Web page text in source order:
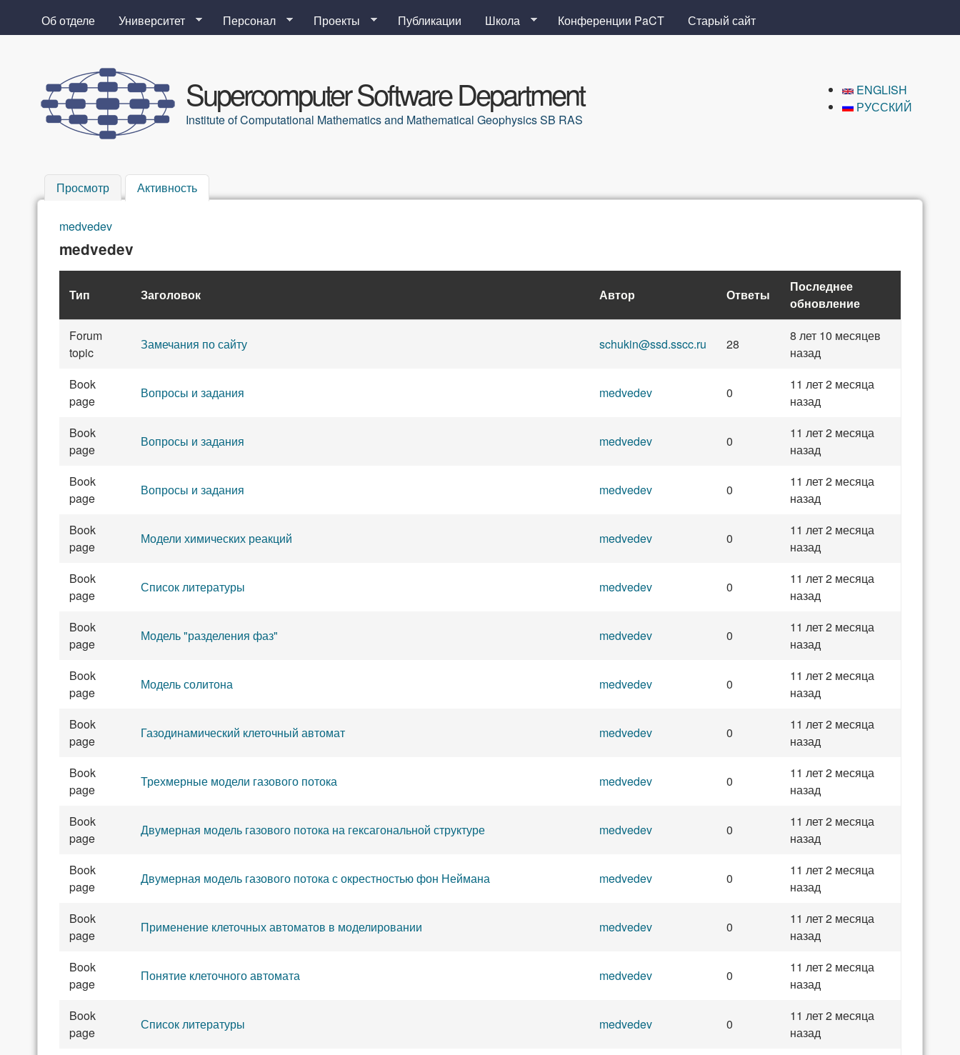
содержанию
Об отделе Университет Персонал Проекты Публикации Школа Конференции PaCT Старый сайт
Supercomputer Software Department
Institute of Computational Mathematics and Mathematical Geophysics SB RAS
ENGLISH
РУССКИЙ
Просмотр Активность
Вы здесь
medvedev
medvedev
Тип Заголовок Автор Ответы
Последнее
обновление
Forum
topic
Замечания по сайту schukin@ssd.sscc.ru 28
8 лет 10 месяцев
назад
Book
page
Вопросы и задания medvedev 0
11 лет 2 месяца
назад
Book
page
Вопросы и задания medvedev 0
11 лет 2 месяца
назад
Book
page
Вопросы и задания medvedev 0
11 лет 2 месяца
назад
Book
page
Модели химических реакций medvedev 0
11 лет 2 месяца
назад
Book
page
Список литературы medvedev 0
11 лет 2 месяца
назад
Book
page
Модель "разделения фаз" medvedev 0
11 лет 2 месяца
назад
Book
page
Модель солитона medvedev 0
11 лет 2 месяца
назад
Book
page
Газодинамический клеточный автомат medvedev 0
11 лет 2 месяца
назад
Book
page
Трехмерные модели газового потока medvedev 0
11 лет 2 месяца
назад
Book
page
Двумерная модель газового потока на гексагональной структуре medvedev 0
11 лет 2 месяца
назад
Book
page
Двумерная модель газового потока с окрестностью фон Неймана medvedev 0
11 лет 2 месяца
назад
Book
page
Применение клеточных автоматов в моделировании medvedev 0
11 лет 2 месяца
назад
Book
page
Понятие клеточного автомата medvedev 0
11 лет 2 месяца
назад
Book
page
Список литературы medvedev 0
11 лет 2 месяца
назад